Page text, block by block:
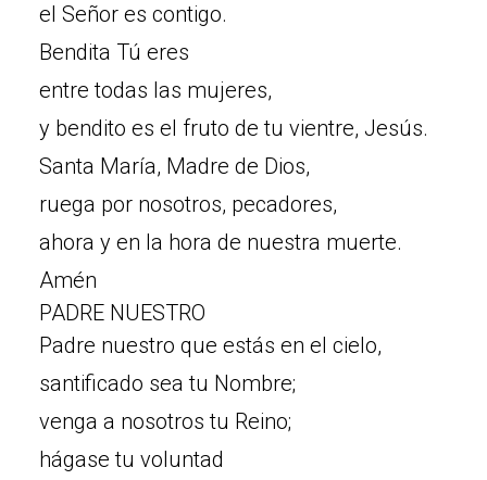
el Señor es contigo.
Bendita Tú eres
entre todas las mujeres,
y bendito es el fruto de tu vientre, Jesús.
Santa María, Madre de Dios,
ruega por nosotros, pecadores,
ahora y en la hora de nuestra muerte.
Amén
PADRE NUESTRO
Padre nuestro que estás en el cielo,
santificado sea tu Nombre;
venga a nosotros tu Reino;
hágase tu voluntad